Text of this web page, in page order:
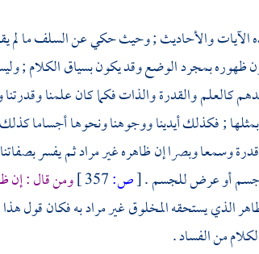
الآيات والأحاديث ; وحيث حكي عنالسلفما لم
ظهوره بمجرد الوضع وقد يكون بسياق الكلام ;
كالعلم والقدرة والذات فكما كان علمنا
; فكذلك أيدينا ووجوهنا ونحوها أجساما
وقدرة وسمعا وبصرا إن ظاهره غير مراد ثم يفسر
جسم أو عرض للجسم .[ص:
ومن قال : إن
الذي يستحقه المخلوق غير مراد به فكان قول
من الفساد .